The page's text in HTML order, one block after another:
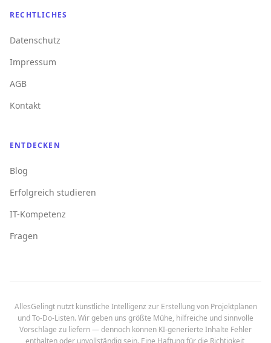
RECHTLICHES
Datenschutz
Impressum
AGB
Kontakt
ENTDECKEN
Blog
Erfolgreich studieren
IT-Kompetenz
Fragen
AllesGelingt nutzt künstliche Intelligenz zur Erstellung von Projektplänen
und To-Do-Listen. Wir geben uns größte Mühe, hilfreiche und sinnvolle
Vorschläge zu liefern — dennoch können KI-generierte Inhalte Fehler
enthalten oder unvollständig sein. Eine Haftung für die Richtigkeit,